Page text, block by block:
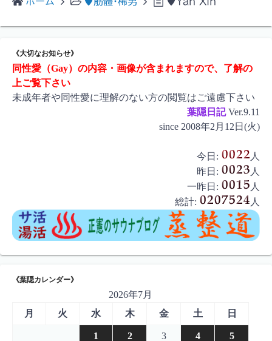
《大切なお知らせ》
同性愛（Gay）の内容・画像が含まれますので、了解の
上ご覧下さい
未成年者や同性愛に理解のない方の閲覧はご遠慮下さい
葉隠日記Ver.9.11
since 2008年2月12日(火)
今日:
人
昨日:
人
一昨日:
人
総計:
人
《葉隠カレンダー》
2026年7月
月
火 水 木 金 土 日
1 2 3 4 5